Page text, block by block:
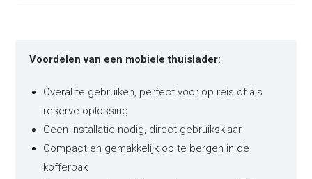
Voordelen van een mobiele thuislader:
Overal te gebruiken, perfect voor op reis of als
reserve-oplossing
Geen installatie nodig, direct gebruiksklaar
Compact en gemakkelijk op te bergen in de
kofferbak